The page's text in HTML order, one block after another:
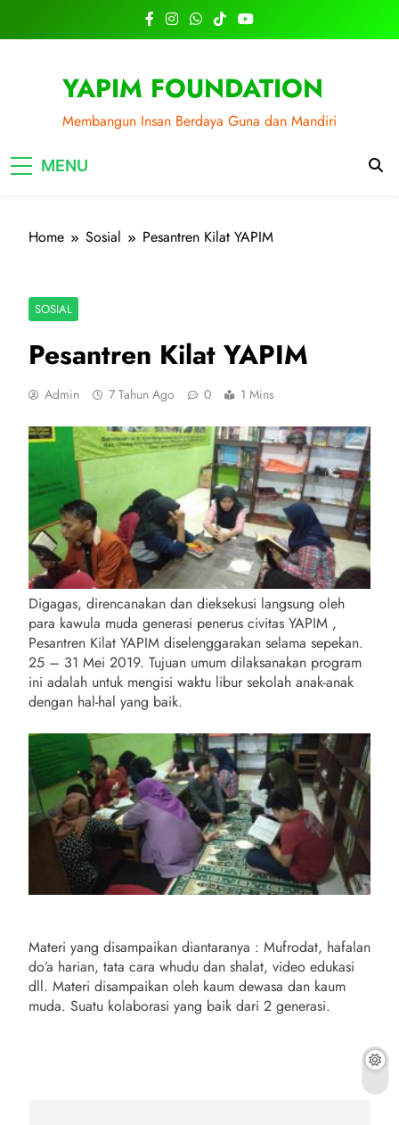
YAPIM FOUNDATION
Membangun Insan Berdaya Guna dan Mandiri
MENU
Home Sosial Pesantren Kilat YAPIM
SOSIAL
Pesantren Kilat YAPIM
Admin 7 Tahun Ago 0 1 Mins
Digagas, direncanakan dan dieksekusi langsung oleh
para kawula muda generasi penerus civitas YAPIM ,
Pesantren Kilat YAPIM diselenggarakan selama sepekan.
25 – 31 Mei 2019. Tujuan umum dilaksanakan program
ini adalah untuk mengisi waktu libur sekolah anak-anak
dengan hal-hal yang baik.
Materi yang disampaikan diantaranya : Mufrodat, hafalan
do’a harian, tata cara whudu dan shalat, video edukasi
dll. Materi disampaikan oleh kaum dewasa dan kaum
muda. Suatu kolaborasi yang baik dari 2 generasi.